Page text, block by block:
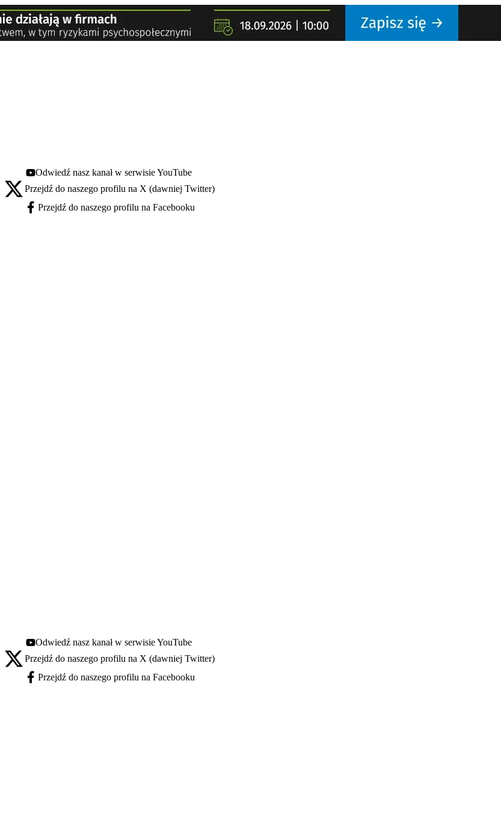
Youtube - otwiera się w nowej karcie
Odwiedź nasz kanał w serwisie YouTube
X - otwiera się w nowej karcie
Przejdź do naszego profilu na X (dawniej Twitter)
Facebook - otwiera się w nowej karcie
Przejdź do naszego profilu na Facebooku
Youtube - otwiera się w nowej karcie
Odwiedź nasz kanał w serwisie YouTube
X - otwiera się w nowej karcie
Przejdź do naszego profilu na X (dawniej Twitter)
Facebook - otwiera się w nowej karcie
Przejdź do naszego profilu na Facebooku